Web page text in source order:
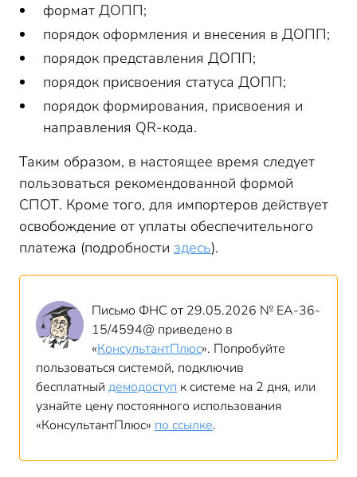
формат ДОПП;
порядок оформления и внесения в ДОПП;
порядок представления ДОПП;
порядок присвоения статуса ДОПП;
порядок формирования, присвоения и
направления QR-кода.
Таким образом, в настоящее время следует
пользоваться рекомендованной формой
СПОТ. Кроме того, для импортеров действует
освобождение от уплаты обеспечительного
платежа (подробности здесь).
Письмо ФНС от 29.05.2026 № ЕА-36-
15/4594@ приведено в
«КонсультантПлюс». Попробуйте
пользоваться системой, подключив
бесплатный демодоступ к системе на 2 дня, или
узнайте цену постоянного использования
«КонсультантПлюс» по ссылке.